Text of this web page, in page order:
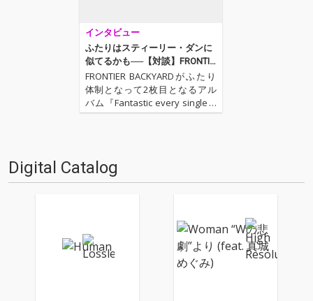
インタビュー
ふたりはスティーリー・ダンに
似てるかも──【対談】FRONTIE
R BACKYARD × 西寺郷太(NONA
REEVES)
FRONTIER BACKYARDがふたり
体制となって2枚目となるアル
バム『Fantastic every single d
ay』をリリース!! 今作でも前作
今作ではゲスト…
Digital Catalog